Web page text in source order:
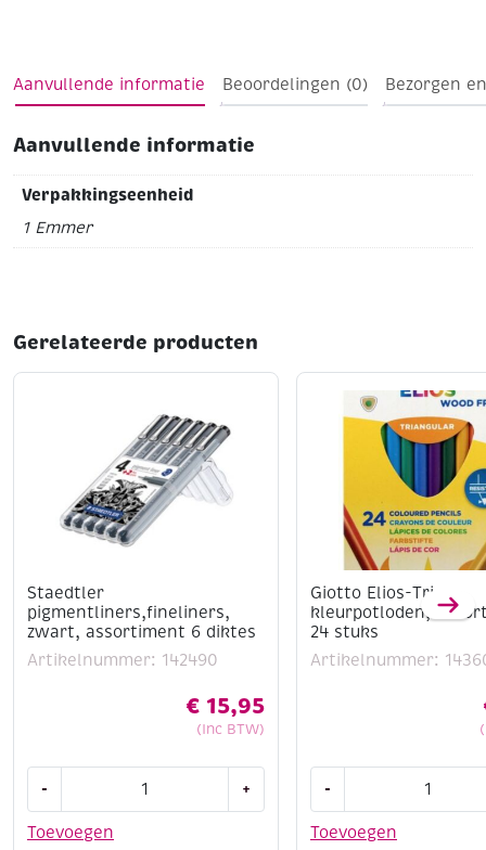
Aanvullende informatie Beoordelingen (0) Bezorgen
Aanvullende informatie
Verpakkingseenheid
1 Emmer
Gerelateerde producten
Staedtler
pigmentliners,fineliners,
zwart, assortiment 6 diktes
Artikelnummer: 142490
€ 15,95
(Inc BTW)
Toevoegen
-
pigmentliners,fineliners,
zwart,
+
Giotto Elios-Tri
kleurpotloden,
24 stuks
Artikelnummer:
Toevoegen
-
Tri